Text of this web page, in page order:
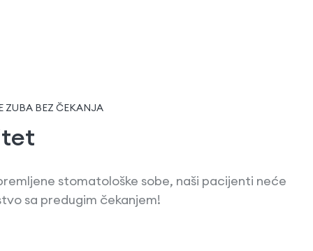
ZUBA BEZ ČEKANJA
stomatološke sobe, naši pacijenti neće
sa predugim čekanjem!